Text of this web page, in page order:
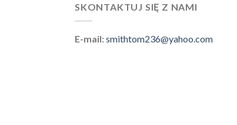
SKONTAKTUJ SIĘ Z NAMI
E-mail:smithtom236@yahoo.com